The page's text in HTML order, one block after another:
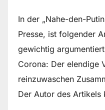
In der „Nahe-den-
Presse, ist folgender
gewichtig
Corona: Der elendige
reinzuwaschen
Der Autor des